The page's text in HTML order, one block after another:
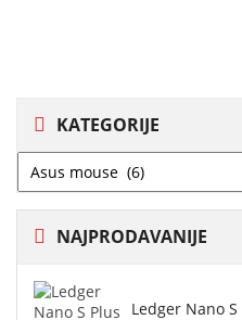
KATEGORIJE
NAJPRODAVANIJE
Ledger Nano